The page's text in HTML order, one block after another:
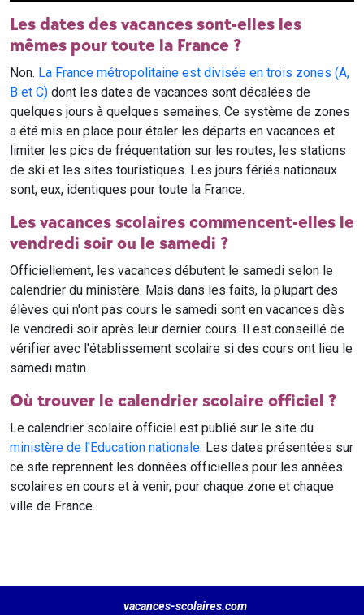
Les dates des vacances sont-elles les
mêmes pour toute la France ?
Non. La France métropolitaine est divisée en trois zones (A,
B et C) dont les dates de vacances sont décalées de
quelques jours à quelques semaines. Ce système de zones
a été mis en place pour étaler les départs en vacances et
limiter les pics de fréquentation sur les routes, les stations
de ski et les sites touristiques. Les jours fériés nationaux
sont, eux, identiques pour toute la France.
Les vacances scolaires commencent-elles le
vendredi soir ou le samedi ?
Officiellement, les vacances débutent le samedi selon le
calendrier du ministère. Mais dans les faits, la plupart des
élèves qui n'ont pas cours le samedi sont en vacances dès
le vendredi soir après leur dernier cours. Il est conseillé de
vérifier avec l'établissement scolaire si des cours ont lieu le
samedi matin.
Où trouver le calendrier scolaire officiel ?
Le calendrier scolaire officiel est publié sur le site du
ministère de l'Education nationale. Les dates présentées sur
ce site reprennent les données officielles pour les années
scolaires en cours et à venir, pour chaque zone et chaque
ville de France.
vacances-scolaires.com